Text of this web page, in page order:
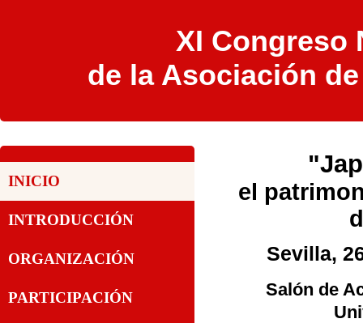
XI Congreso
de la Asociación
INICIO
INTRODUCCIÓN
ORGANIZACIÓN
PARTICIPACIÓN
el
Sevilla,
Salón de